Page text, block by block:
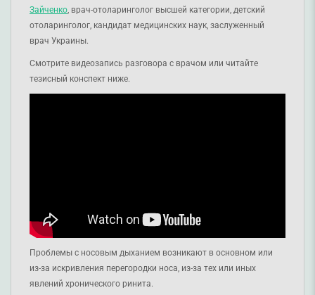
Зайченко , врач-отоларинголог высшей категории, детский
отоларинголог, кандидат медицинских наук, заслуженный
врач Украины.
Смотрите видеозапись разговора с врачом или читайте
тезисный конспект ниже.
Проблемы с носовым дыханием возникают в основном или
из-за искривления перегородки носа, из-за тех или иных
явлений хронического ринита.